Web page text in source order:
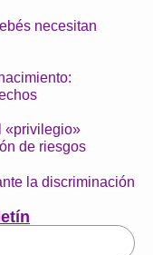
necesitan
«privilegio»
de riesgos
la discriminación